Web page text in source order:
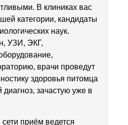
В клиниках вас
категории, кандидаты
наук.
УЗИ, ЭКГ,
врачи проведут
здоровья питомца
диагноз, зачастую уже в
приём ведется